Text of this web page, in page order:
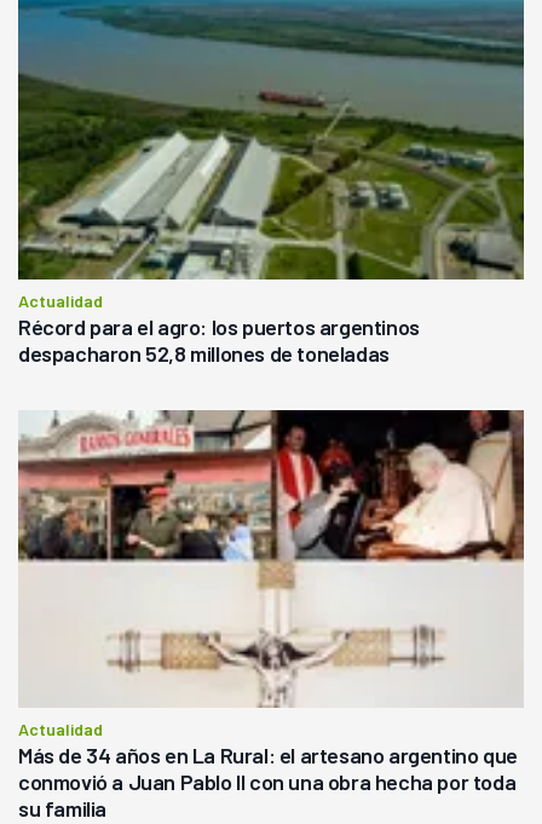
Actualidad
Récord para el agro: los puertos argentinos
despacharon 52,8 millones de toneladas
Actualidad
Más de 34 años en La Rural: el artesano argentino que
conmovió a Juan Pablo II con una obra hecha por toda
su familia